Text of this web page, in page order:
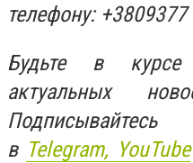
телефону:
Будьте в
актуальных
в Telegram, YouTube